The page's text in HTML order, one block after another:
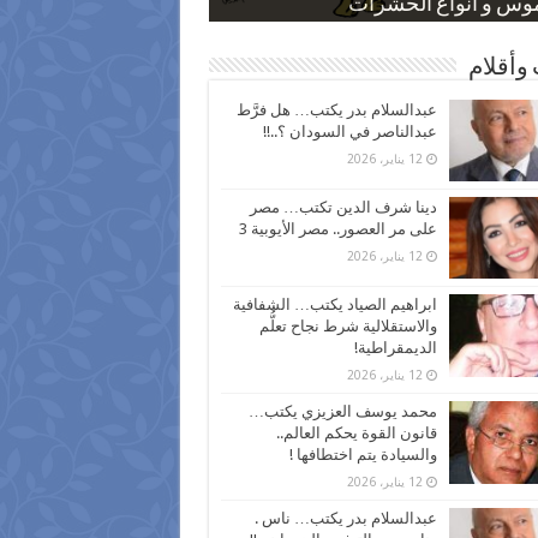
و أنواع الحشرات
بعد ارتفاع الأسعار
نسبة الطلاق في مصر
كاركاتيرية
كاركاتيرية
وأقلام
عبدالسلام بدر يكتب… هل فرَّط
عبدالناصر في السودان ؟..!!
12 يناير، 2026
دينا شرف الدين تكتب… مصر
على مر العصور.. مصر الأيوبية 3
12 يناير، 2026
ابراهيم الصياد يكتب… الشفافية
والاستقلالية شرط نجاح تعلُّم
الديمقراطية!
12 يناير، 2026
محمد يوسف العزيزي يكتب…
قانون القوة يحكم العالم..
والسيادة يتم اختطافها !
12 يناير، 2026
عبدالسلام بدر يكتب… ناس .